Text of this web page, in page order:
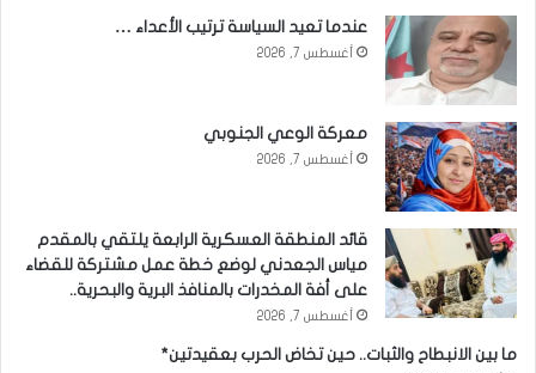
عندما تعيد السياسة ترتيب الأعداء …
أغسطس 7, 2026
معركة الوعي الجنوبي
أغسطس 7, 2026
قائد المنطقة العسكرية الرابعة يلتقي بالمقدم
مياس الجعدني لوضع خطة عمل مشتركة للقضاء
على أفة المخدرات بالمنافذ البرية والبحرية..
أغسطس 7, 2026
ما بين الانبطاح والثبات.. حين تخاض الحرب بعقيدتين*